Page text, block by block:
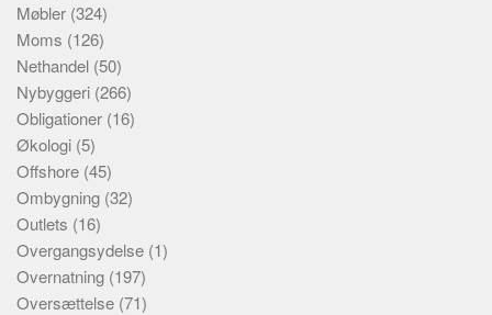
Møbler (324)
Moms (126)
Nethandel (50)
Nybyggeri (266)
Obligationer (16)
Økologi (5)
Offshore (45)
Ombygning (32)
Outlets (16)
Overgangsydelse (1)
Overnatning (197)
Oversættelse (71)